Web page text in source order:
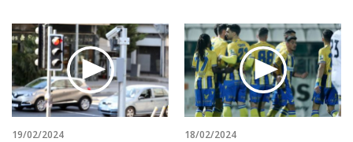
19/02/2024 18/02/2024